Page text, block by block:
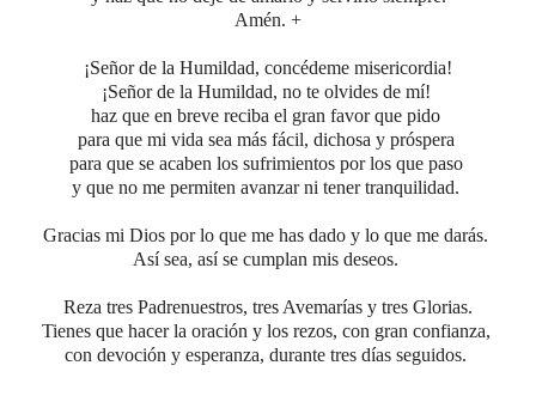
Amén. +
¡Señor de la Humildad, concédeme misericordia!
¡Señor de la Humildad, no te olvides de mí!
haz que en breve reciba el gran favor que pido
para que mi vida sea más fácil, dichosa y próspera
para que se acaben los sufrimientos por los que paso
y que no me permiten avanzar ni tener tranquilidad.
Gracias mi Dios por lo que me has dado y lo que me darás.
Así sea, así se cumplan mis deseos.
Reza tres Padrenuestros, tres Avemarías y tres Glorias.
Tienes que hacer la oración y los rezos, con gran confianza,
con devoción y esperanza, durante tres días seguidos.